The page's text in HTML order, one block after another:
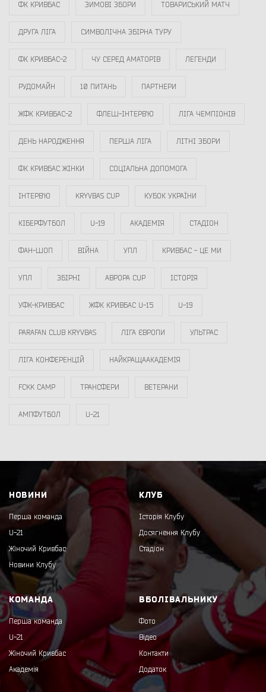
ФК КРИВБАС ЗИМОВІ ЗБОРИ ТОВАРИСЬКИЙ МАТЧ
ДРУГА ЛІГА СИМВОЛІЧНА ЗБІРНА ТУРУ
ФК КРИВБАС-2 ЧУ СЕРЕД АМАТОРІВ ЛЕГЕНДИ
РУДОМАЙН 10 ПИТАНЬ ПАРТНЕРИ
ЖФК КРИВБАС-2 ФЛЕШ-ІНТЕРВ`Ю ЛІГА ЧЕМПІОНІВ
ДЕНЬ НАРОДЖЕННЯ ПЕРША ЛІГА ЛІТНІ ЗБОРИ
ФК КРИВБАС ЖІНКИ СОЦІАЛЬНА ДОПОМОГА
ІНТЕРВ`Ю KRYVBAS CUP КУБОК УКРАЇНИ
КІБЕРФУТБОЛ U-19 АКАДЕМІЯ СТАДІОН
ФАН-ШОП ВІЙНА УПЛ КРИВБАС - ЦЕ МИ
УПЛ ЗБІРНІ АВРОРА CUP ІСТОРІЯ
УФК-КРИВБАС ЖФК КРИВБАС U-15 U-19
PARAFAN CLUB KRYVBAS ЛІГА ЄВРОПИ УЛЬТРАС
ЛІГА КОНФЕРЕНЦІЙ НАЙКРАЩААКАДЕМІЯ
FCKK CAMP ТРАНСФЕРИ ВЕТЕРАНИ
АМПФУТБОЛ U-21
НОВИНИ
Перша команда
U-21
Жіночий Кривбас
Новини Клубу
КЛУБ
Історія Клубу
Досягнення Клубу
Стадіон
КОМАНДА
Перша команда
U-21
Жіночий Кривбас
Академія
ВБОЛІВАЛЬНИКУ
Фото
Відео
Контакти
Додаток